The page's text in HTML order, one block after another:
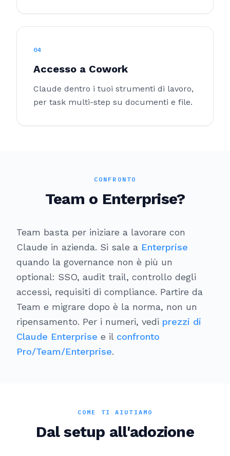
04
Accesso a Cowork
Claude dentro i tuoi strumenti di lavoro,
per task multi-step su documenti e file.
CONFRONTO
Team o Enterprise?
Team basta per iniziare a lavorare con
Claude in azienda. Si sale a Enterprise
quando la governance non è più un
optional: SSO, audit trail, controllo degli
accessi, requisiti di compliance. Partire da
Team e migrare dopo è la norma, non un
ripensamento. Per i numeri, vedi prezzi di
Claude Enterprise e il confronto
Pro/Team/Enterprise.
COME TI AIUTIAMO
Dal setup all'adozione